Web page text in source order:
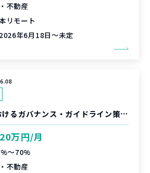
不動産
リモート
2026年6月18日～未定
生成AI利用におけるガバナンス・ガイドライン策定支援
万円/月
〜70%
不動産